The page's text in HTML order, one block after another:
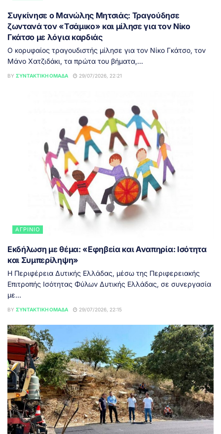
Συγκίνησε ο Μανώλης Μητσιάς: Τραγούδησε
ζωντανά τον «Τσάμικο» και μίλησε για τον Νίκο
Γκάτσο με λόγια καρδιάς
Ο κορυφαίος τραγουδιστής μίλησε για τον Νίκο Γκάτσο, τον
Μάνο Χατζιδάκι, τα πρώτα του βήματα,...
BY ΣΥΝΤΑΚΤΙΚΉ ΟΜΆΔΑ 29/07/2026, 22:21
ΑΓΡΊΝΙΟ
Εκδήλωση με θέμα: «Εφηβεία και Αναπηρία: Ισότητα
και Συμπερίληψη»
Η Περιφέρεια Δυτικής Ελλάδας, μέσω της Περιφερειακής
Επιτροπής Ισότητας Φύλων Δυτικής Ελλάδας, σε συνεργασία
με...
BY ΣΥΝΤΑΚΤΙΚΉ ΟΜΆΔΑ 29/07/2026, 22:15